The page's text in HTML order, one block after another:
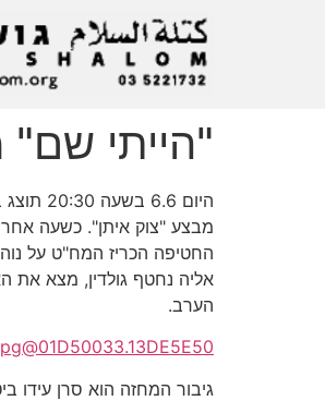
"הייתי שם"
מבצע "צוק איתן". כשעה
החטיפה הכריז המח"ט על
אליה נחטף גולדין, מצא את
הערב.
גיבור המחזה הוא סרן עידו